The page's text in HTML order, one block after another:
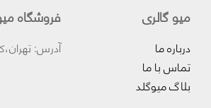
میو گالری
درباره ما
تماس با ما
بلاگ میوگلد
فروشگاه
آدرس: